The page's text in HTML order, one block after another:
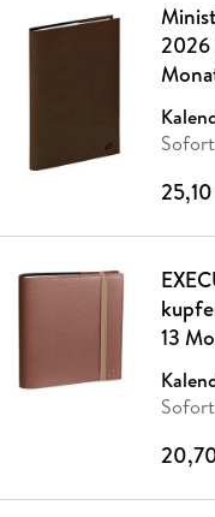
2026
13